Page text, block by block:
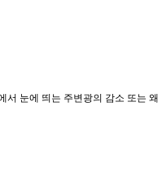
서 눈에 띄는 주변광의 감소 또는 왜